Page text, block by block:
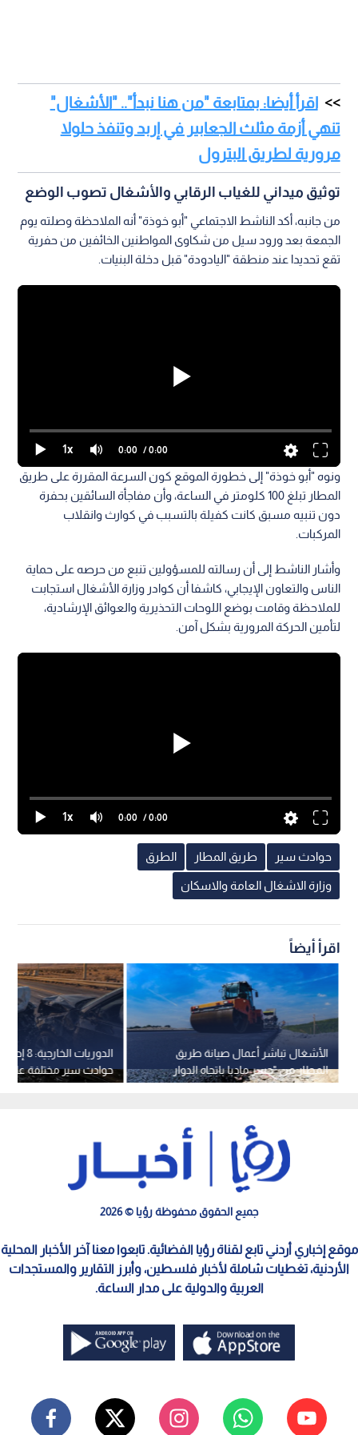
اقرأ أيضا: بمتابعة "من هنا نبدأ".. "الأشغال"
تنهي أزمة مثلث الجعابير في إربد وتنفذ حلولا
مرورية لطريق البترول
توثيق ميداني للغياب الرقابي والأشغال تصوب الوضع
من جانبه، أكد الناشط الاجتماعي "أبو خوذة" أنه الملاحظة وصلته يوم
الجمعة بعد ورود سيل من شكاوى المواطنين الخائفين من حفرية
تقع تحديدا عند منطقة "اليادودة" قبل دخلة البنيات.
1x 0:00 / 0:00
ونوه "أبو خوذة" إلى خطورة الموقع كون السرعة المقررة على طريق
المطار تبلغ 100 كلومتر في الساعة، وأن مفاجأة السائقين بحفرة
دون تنبيه مسبق كانت كفيلة بالتسبب في كوارث وانقلاب
المركبات.
وأشار الناشط إلى أن رسالته للمسؤولين تنبع من حرصه على حماية
الناس والتعاون الإيجابي، كاشفا أن كوادر وزارة الأشغال استجابت
للملاحظة وقامت بوضع اللوحات التحذيرية والعوائق الإرشادية،
لتأمين الحركة المرورية بشكل آمن.
1x 0:00 / 0:00
حوادث سير طريق المطار الطرق
وزارة الاشغال العامة والاسكان
اقرأ أيضاً
الدوريات
حوادث سير مختلفة على
الخارجية بالأردن
الأشغال تباشر أعمال صيانة طريق
المطار من "جسر مادبا باتجاه الدوار
السابع" الأربعاء
جميع الحقوق محفوظة رؤيا © 2026
موقع إخباري أردني تابع لقناة رؤيا الفضائية. تابعوا معنا آخر الأخبار المحلية
الأردنية، تغطيات شاملة لأخبار فلسطين، وأبرز التقارير والمستجدات
العربية والدولية على مدار الساعة.